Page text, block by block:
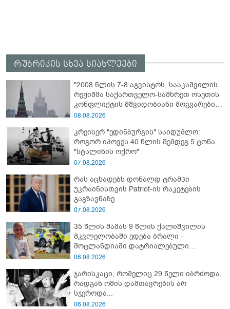
რუბრიკის სხვა სიახლეები
"2008 წლის 7-8 აგვისტოს, სააკაშვილის
რეჟიმმა საქართველო-სამხრეთ ოსეთის
კონფლიქტის მშვიდობიანი მოგვარების
შესახებ ყველა შეთანხმების დარღვევით,
აგრესია განახორციელა" - რუსეთის
საგარეო უწყება
08.08.2026
კრეისერ "ედინბურგის" საიდუმლო:
როგორ იპოვეს 40 წლის შემდეგ 5 ტონა
"სტალინის ოქრო"
07.08.2026
რას აცხადებს დონალდ ტრამპი
უკრაინისთვის Patriot-ის რაკეტების
გაგზავნაზე
07.08.2026
35 წლის მამას 9 წლის ქალიშვილის
მკვლელობაში ედება ბრალი -
შოტლანდიაში დატრიალებული
ტრაგედიის დეტალები
06.08.2026
ჯარისკაცი, რომელიც 29 წელი იბრძოდა,
რადგან ომის დამთავრების არ
სჯეროდა...
06.08.2026